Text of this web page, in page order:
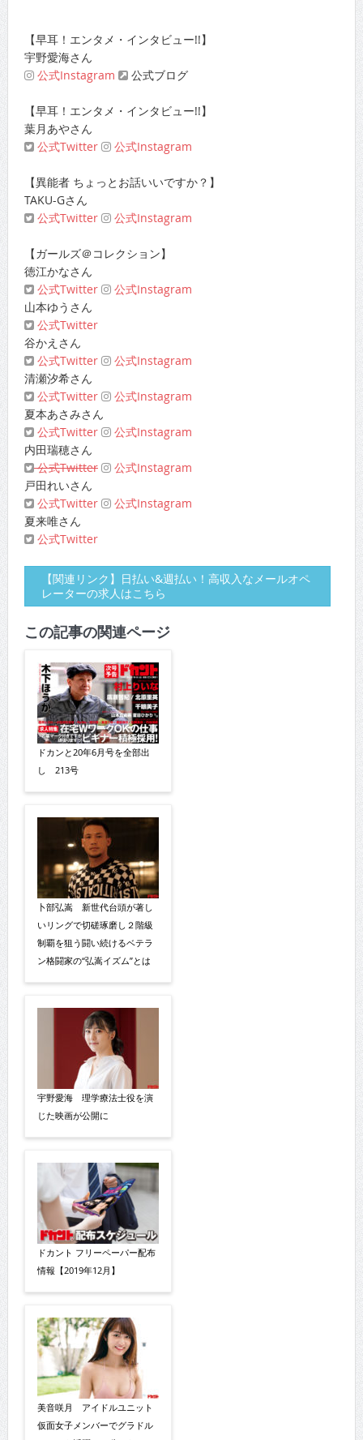
【早耳！エンタメ・インタビュー!!】
宇野愛海さん
公式Instagram
公式ブログ
【早耳！エンタメ・インタビュー!!】
葉月あやさん
公式Twitter
公式Instagram
【異能者 ちょっとお話いいですか？】
TAKU-Gさん
公式Twitter
公式Instagram
【ガールズ＠コレクション】
徳江かなさん
公式Twitter
公式Instagram
山本ゆうさん
公式Twitter
谷かえさん
公式Twitter
公式Instagram
清瀬汐希さん
公式Twitter
公式Instagram
夏本あさみさん
公式Twitter
公式Instagram
内田瑞穂さん
公式Twitter
公式Instagram
戸田れいさん
公式Twitter
公式Instagram
夏来唯さん
公式Twitter
【関連リンク】日払い&週払い！高収入なメールオペ
レーターの求人はこちら
この記事の関連ページ
ドカンと20年6月号を全部出
し 213号
卜部弘嵩 新世代台頭が著し
いリングで切磋琢磨し２階級
制覇を狙う闘い続けるベテラ
ン格闘家の“弘嵩イズム”とは
宇野愛海 理学療法士役を演
じた映画が公開に
ドカント フリーペーパー配布
情報【2019年12月】
美音咲月 アイドルユニット
仮面女子メンバーでグラドル